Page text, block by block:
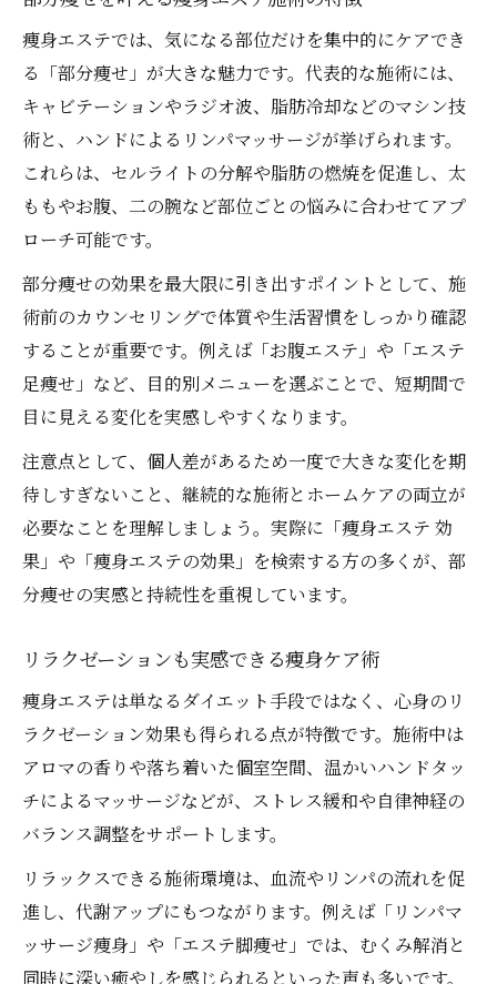
痩身エステでは、気になる部位だけを集中的にケアでき
る「部分痩せ」が大きな魅力です。代表的な施術には、
キャビテーションやラジオ波、脂肪冷却などのマシン技
術と、ハンドによるリンパマッサージが挙げられます。
これらは、セルライトの分解や脂肪の燃焼を促進し、太
ももやお腹、二の腕など部位ごとの悩みに合わせてアプ
ローチ可能です。
部分痩せの効果を最大限に引き出すポイントとして、施
術前のカウンセリングで体質や生活習慣をしっかり確認
することが重要です。例えば「お腹エステ」や「エステ
足痩せ」など、目的別メニューを選ぶことで、短期間で
目に見える変化を実感しやすくなります。
注意点として、個人差があるため一度で大きな変化を期
待しすぎないこと、継続的な施術とホームケアの両立が
必要なことを理解しましょう。実際に「痩身エステ 効
果」や「痩身エステの効果」を検索する方の多くが、部
分痩せの実感と持続性を重視しています。
リラクゼーションも実感できる痩身ケア術
痩身エステは単なるダイエット手段ではなく、心身のリ
ラクゼーション効果も得られる点が特徴です。施術中は
アロマの香りや落ち着いた個室空間、温かいハンドタッ
チによるマッサージなどが、ストレス緩和や自律神経の
バランス調整をサポートします。
リラックスできる施術環境は、血流やリンパの流れを促
進し、代謝アップにもつながります。例えば「リンパマ
ッサージ痩身」や「エステ脚痩せ」では、むくみ解消と
同時に深い癒やしを感じられるといった声も多いです。